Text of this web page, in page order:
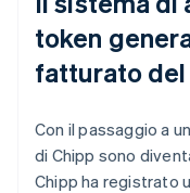
token
fatturato del
Con il passaggio a
di Chipp sono
Chipp ha registrato